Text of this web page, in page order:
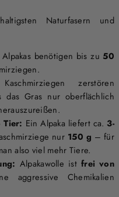
Naturfasern und
Alpakas benötigen bis zu 50
zerstören
das Gras nur oberflächlich
Tier: Ein Alpaka liefert ca. 3-
nur 150 g – für
also viel mehr Tiere.
Alpakawolle ist frei von
aggressive Chemikalien